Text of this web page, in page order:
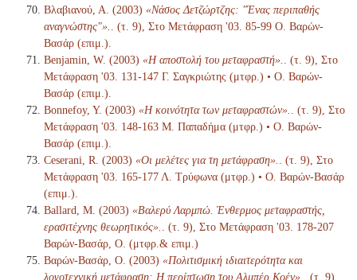
Βλαβιανού, Α. (2003) «Νάσος Δετζώρτζης: "Ένας περιπαθής
αναγνώστης"».
. (τ. 9), Στο Μετάφραση '03. 85-99 Ο. Βαρών-
Βασάρ (επιμ.).
Benjamin, W. (2003) «Η αποστολή του μεταφραστή».
. (τ. 9), Στο
Μετάφραση '03. 131-147 Γ. Σαγκριώτης (μτφρ.) • Ο. Βαρών-
Βασάρ (επιμ.).
Bonnefoy, Y. (2003) «Η κοινότητα των μεταφραστών».
. (τ. 9), Στο
Μετάφραση '03. 148-163 Μ. Παπαδήμα (μτφρ.) • Ο. Βαρών-
Βασάρ (επιμ.).
Ceserani, R. (2003) «Οι μελέτες για τη μετάφραση».
. (τ. 9), Στο
Μετάφραση '03. 165-177 Λ. Τρύφωνα (μτφρ.) • Ο. Βαρών-Βασάρ
(επιμ.).
Ballard, M. (2003) «Βαλερύ Λαρμπώ. Ένθερμος μεταφραστής,
ερασιτέχνης θεωρητικός».
. (τ. 9), Στο Μετάφραση '03. 178-207
Βαρών-Βασάρ, Ο. (μτφρ.& επιμ.)
Βαρών-Βασάρ, Ο. (2003) «Πολιτισμική ιδιαιτερότητα και
λογοτεχνική μετάφραση: Η περίπτωση του Αλμπέρ Κοέν».
. (τ. 9),